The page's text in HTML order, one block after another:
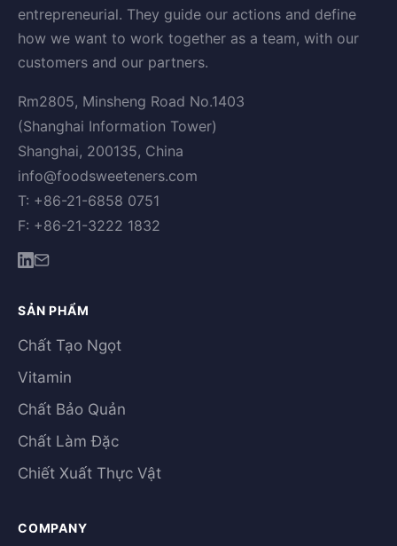
entrepreneurial. They guide our actions and define
how we want to work together as a team, with our
customers and our partners.
Rm2805, Minsheng Road No.1403
(Shanghai Information Tower)
Shanghai, 200135, China
info@foodsweeteners.com
T: +86-21-6858 0751
F: +86-21-3222 1832
SẢN PHẨM
Chất Tạo Ngọt
Vitamin
Chất Bảo Quản
Chất Làm Đặc
Chiết Xuất Thực Vật
COMPANY